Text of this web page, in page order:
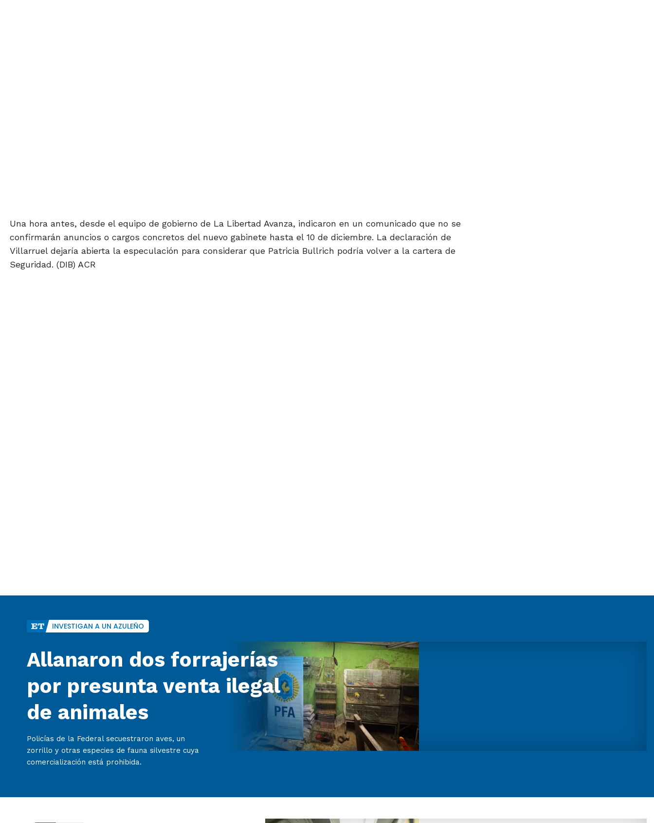
Una hora antes, desde el equipo de gobierno de La Libertad Avanza, indicaron en un comunicado que no se
confirmarán anuncios o cargos concretos del nuevo gabinete hasta el 10 de diciembre. La declaración de
Villarruel dejaría abierta la especulación para considerar que Patricia Bullrich podría volver a la cartera de
Seguridad. (DIB) ACR
INVESTIGAN A UN AZULEÑO
Allanaron dos forrajerías
por presunta venta ilegal
de animales
Policías de la Federal secuestraron aves, un
zorrillo y otras especies de fauna silvestre cuya
comercialización está prohibida.